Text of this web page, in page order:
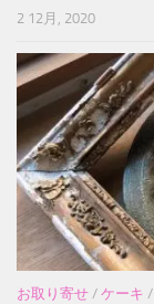
2 12月, 2020
お取り寄せ / ケーキ /